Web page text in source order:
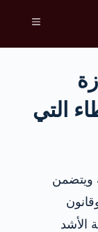
التي
ويتضمن
الأشد